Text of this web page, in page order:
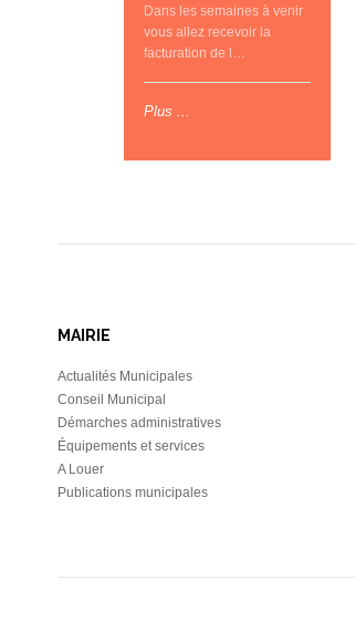
Dans les semaines à venir
vous allez recevoir la
facturation de l…
Plus ...
MAIRIE
Actualités Municipales
Conseil Municipal
Démarches administratives
Équipements et services
A Louer
Publications municipales